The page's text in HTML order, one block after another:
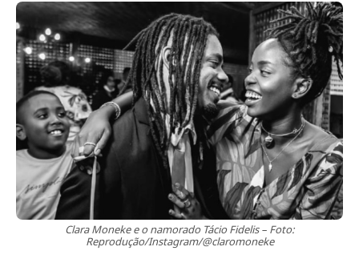
Clara Moneke e o namorado Tácio Fidelis – Foto:
Reprodução/Instagram/@claromoneke